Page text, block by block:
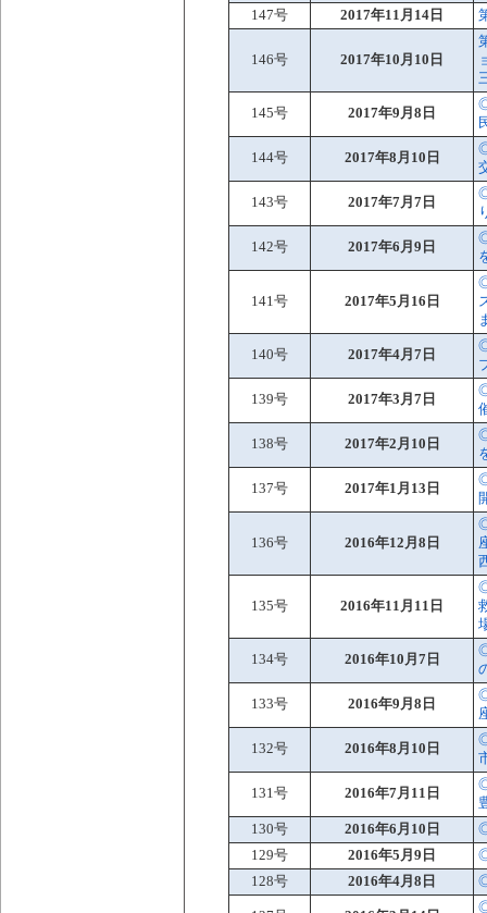
147号
2017年11月14日
146号 2017年10月10日
145号 2017年9月8日
144号 2017年8月10日
143号 2017年7月7日
142号 2017年6月9日
141号 2017年5月16日
140号 2017年4月7日
139号 2017年3月7日
138号 2017年2月10日
137号 2017年1月13日
136号 2016年12月8日
135号 2016年11月11日
134号 2016年10月7日
133号 2016年9月8日
132号 2016年8月10日
131号 2016年7月11日
130号
2016年6月10日
129号
2016年5月9日
128号
2016年4月8日